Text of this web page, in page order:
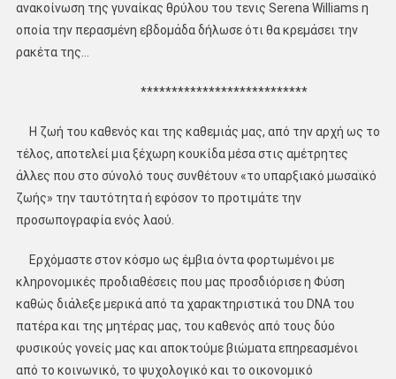
ανακοίνωση της γυναίκας θρύλου του τενις Serena Williams η
οποία την περασμένη εβδομάδα δήλωσε ότι θα κρεμάσει την
ρακέτα της…
***************************
Η ζωή του καθενός και της καθεμιάς μας, από την αρχή ως το
τέλος, αποτελεί μια ξέχωρη κουκίδα μέσα στις αμέτρητες
άλλες που στο σύνολό τους συνθέτουν «το υπαρξιακό μωσαϊκό
ζωής» την ταυτότητα ή εφόσον το προτιμάτε την
προσωπογραφία ενός λαού.
Ερχόμαστε στον κόσμο ως έμβια όντα φορτωμένοι με
κληρονομικές προδιαθέσεις που μας προσδιόρισε η Φύση
καθώς διάλεξε μερικά από τα χαρακτηριστικά του DNA του
πατέρα και της μητέρας μας, του καθενός από τους δύο
φυσικούς γονείς μας και αποκτούμε βιώματα επηρεασμένοι
από το κοινωνικό, το ψυχολογικό και το οικονομικό